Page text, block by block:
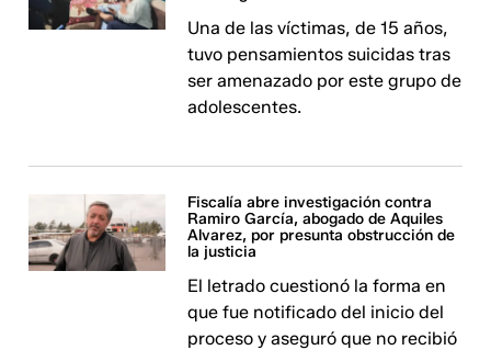
Una de las víctimas, de 15 años,
tuvo pensamientos suicidas tras
ser amenazado por este grupo de
adolescentes.
Fiscalía abre investigación contra
Ramiro García, abogado de Aquiles
Alvarez, por presunta obstrucción de
la justicia
El letrado cuestionó la forma en
que fue notificado del inicio del
proceso y aseguró que no recibió